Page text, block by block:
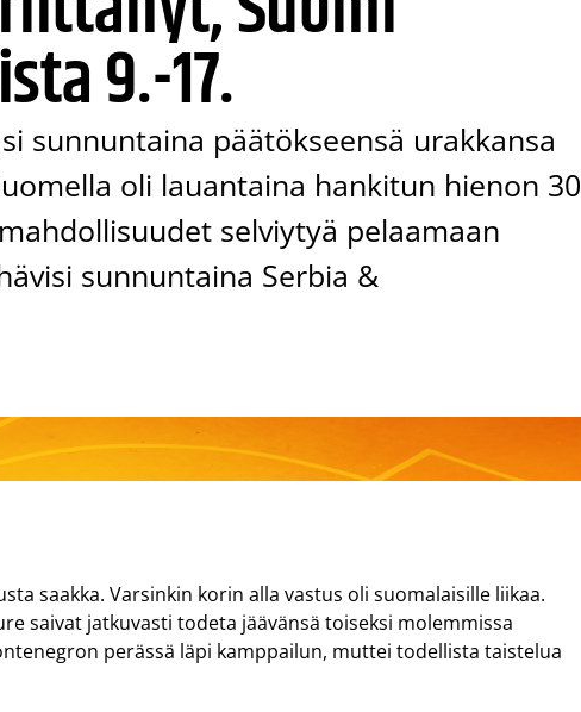
9.-17.
sunnuntaina päätökseensä urakkansa
oli lauantaina hankitun hienon 30
selviytyä pelaamaan
sunnuntaina Serbia &
saakka. Varsinkin korin alla vastus oli suomalaisille liikaa.
saivat jatkuvasti todeta jäävänsä toiseksi molemmissa
perässä läpi kamppailun, muttei todellista taistelua